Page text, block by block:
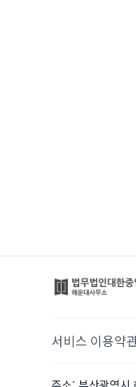
서비스 이용약